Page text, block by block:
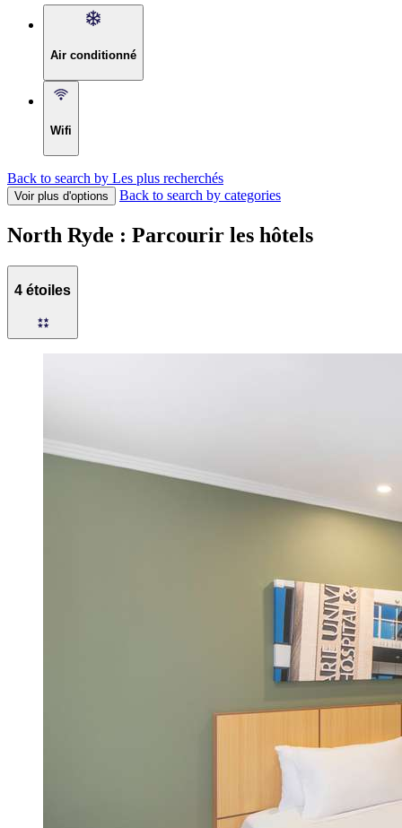
Air conditionné
Wifi
Back to search by Les plus recherchés
Voir plus d'options Back to search by categories
North Ryde : Parcourir les hôtels
4 étoiles